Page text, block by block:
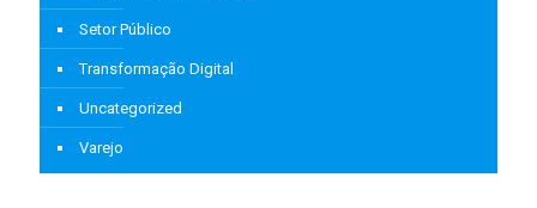
Setor Público
Transformação Digital
Uncategorized
Varejo